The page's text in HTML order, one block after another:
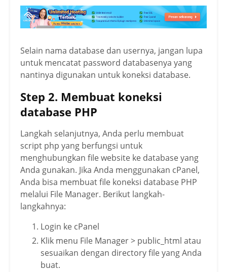
Selain nama database dan usernya, jangan lupa
untuk mencatat password databasenya yang
nantinya digunakan untuk koneksi database.
Step 2. Membuat koneksi
database PHP
Langkah selanjutnya, Anda perlu membuat
script php yang berfungsi untuk
menghubungkan file website ke database yang
Anda gunakan. Jika Anda menggunakan cPanel,
Anda bisa membuat file koneksi database PHP
melalui File Manager. Berikut langkah-
langkahnya:
Login ke cPanel
Klik menu File Manager > public_html atau
sesuaikan dengan directory file yang Anda
buat.